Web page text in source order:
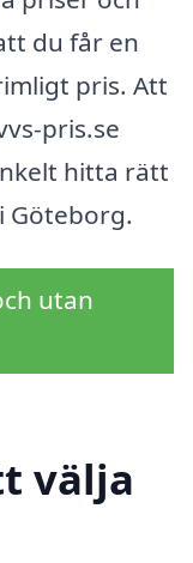
du får en
pris. Att
pris.se
hitta rätt
Göteborg.
utan
välja